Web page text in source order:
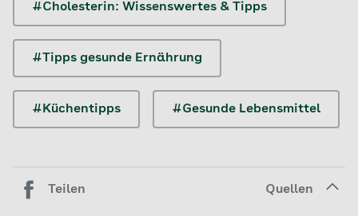
#Cholesterin: Wissenswertes & Tipps
#Tipps gesunde Ernährung
#Küchentipps #Gesunde Lebensmittel
Teilen Quellen